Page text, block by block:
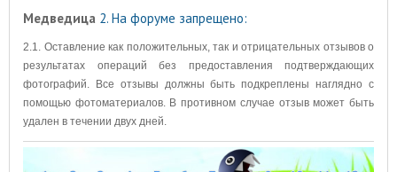
Медведица 2. На форуме запрещено:
2.1. Оставление как положительных, так и отрицательных отзывов о
результатах операций без предоставления подтверждающих
фотографий. Все отзывы должны быть подкреплены наглядно с
помощью фотоматериалов. В противном случае отзыв может быть
удален в течении двух дней.